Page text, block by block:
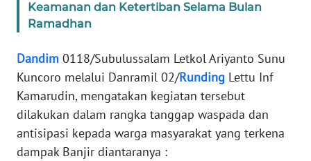
Keamanan dan Ketertiban Selama Bulan
Ramadhan
Dandim 0118/Subulussalam Letkol Ariyanto Sunu
Kuncoro melalui Danramil 02/Runding Lettu Inf
Kamarudin, mengatakan kegiatan tersebut
dilakukan dalam rangka tanggap waspada dan
antisipasi kepada warga masyarakat yang terkena
dampak Banjir diantaranya :
Wahana
News
WN
SUMUT
WN
JAKARTA